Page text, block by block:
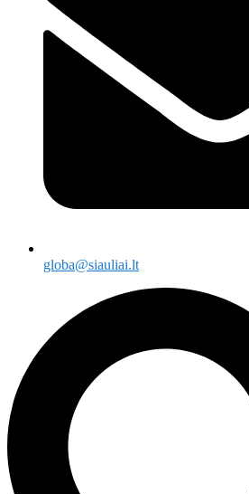
globa@siauliai.lt